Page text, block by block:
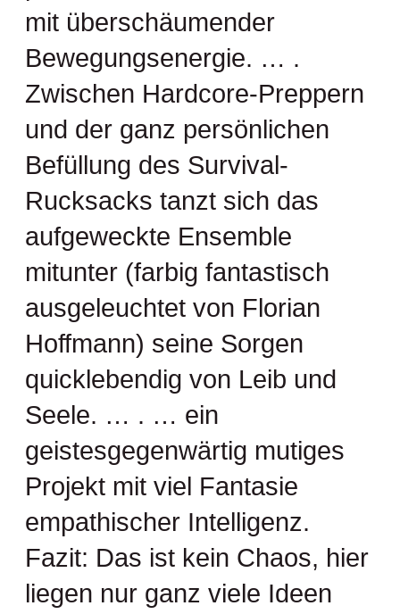
mit überschäumender
Bewegungsenergie. … .
Zwischen Hardcore-Preppern
und der ganz persönlichen
Befüllung des Survival-
Rucksacks tanzt sich das
aufgeweckte Ensemble
mitunter (farbig fantastisch
ausgeleuchtet von Florian
Hoffmann) seine Sorgen
quicklebendig von Leib und
Seele. … . … ein
geistesgegenwärtig mutiges
Projekt mit viel Fantasie
empathischer Intelligenz.
Fazit: Das ist kein Chaos, hier
liegen nur ganz viele Ideen